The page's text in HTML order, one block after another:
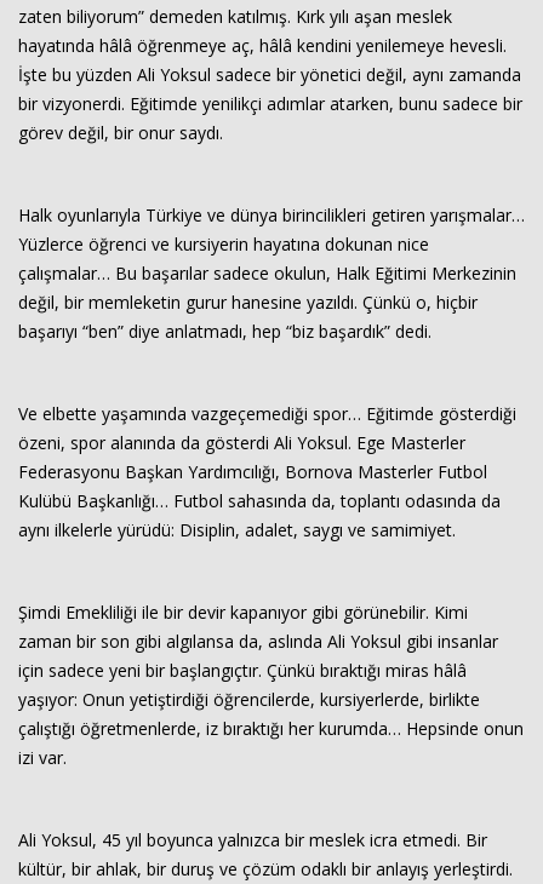
zaten biliyorum” demeden katılmış. Kırk yılı aşan meslek
hayatında hâlâ öğrenmeye aç, hâlâ kendini yenilemeye hevesli.
İşte bu yüzden Ali Yoksul sadece bir yönetici değil, aynı zamanda
bir vizyonerdi. Eğitimde yenilikçi adımlar atarken, bunu sadece bir
görev değil, bir onur saydı.
Halk oyunlarıyla Türkiye ve dünya birincilikleri getiren yarışmalar…
Yüzlerce öğrenci ve kursiyerin hayatına dokunan nice
çalışmalar… Bu başarılar sadece okulun, Halk Eğitimi Merkezinin
değil, bir memleketin gurur hanesine yazıldı. Çünkü o, hiçbir
başarıyı “ben” diye anlatmadı, hep “biz başardık” dedi.
Ve elbette yaşamında vazgeçemediği spor… Eğitimde gösterdiği
özeni, spor alanında da gösterdi Ali Yoksul. Ege Masterler
Federasyonu Başkan Yardımcılığı, Bornova Masterler Futbol
Kulübü Başkanlığı… Futbol sahasında da, toplantı odasında da
aynı ilkelerle yürüdü: Disiplin, adalet, saygı ve samimiyet.
Şimdi Emekliliği ile bir devir kapanıyor gibi görünebilir. Kimi
zaman bir son gibi algılansa da, aslında Ali Yoksul gibi insanlar
için sadece yeni bir başlangıçtır. Çünkü bıraktığı miras hâlâ
yaşıyor: Onun yetiştirdiği öğrencilerde, kursiyerlerde, birlikte
çalıştığı öğretmenlerde, iz bıraktığı her kurumda… Hepsinde onun
izi var.
Ali Yoksul, 45 yıl boyunca yalnızca bir meslek icra etmedi. Bir
kültür, bir ahlak, bir duruş ve çözüm odaklı bir anlayış yerleştirdi.